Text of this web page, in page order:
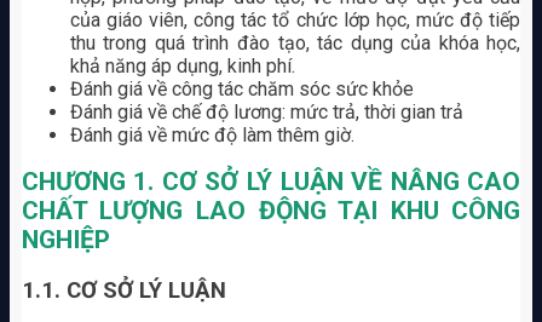
của giáo viên, công tác tổ chức lớp học, mức độ tiếp
thu trong quá trình đào tạo, tác dụng của khóa học,
khả năng áp dụng, kinh phí.
Đánh giá về công tác chăm sóc sức khỏe
Đánh giá về chế độ lương: mức trả, thời gian trả
Đánh giá về mức độ làm thêm giờ.
CHƯƠNG 1. CƠ SỞ LÝ LUẬN VỀ NÂNG CAO
CHẤT LƯỢNG LAO ĐỘNG TẠI KHU CÔNG
NGHIỆP
1.1. CƠ SỞ LÝ LUẬN